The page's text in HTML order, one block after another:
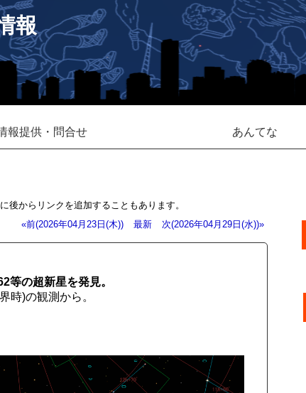
報
報提供・問合せ あんてな
からリンクを追加することもあります。
«前(2026年04月23日(木))
最新 次(2026年04月29日(水))»
等の超新星を発見。
時)の観測から。